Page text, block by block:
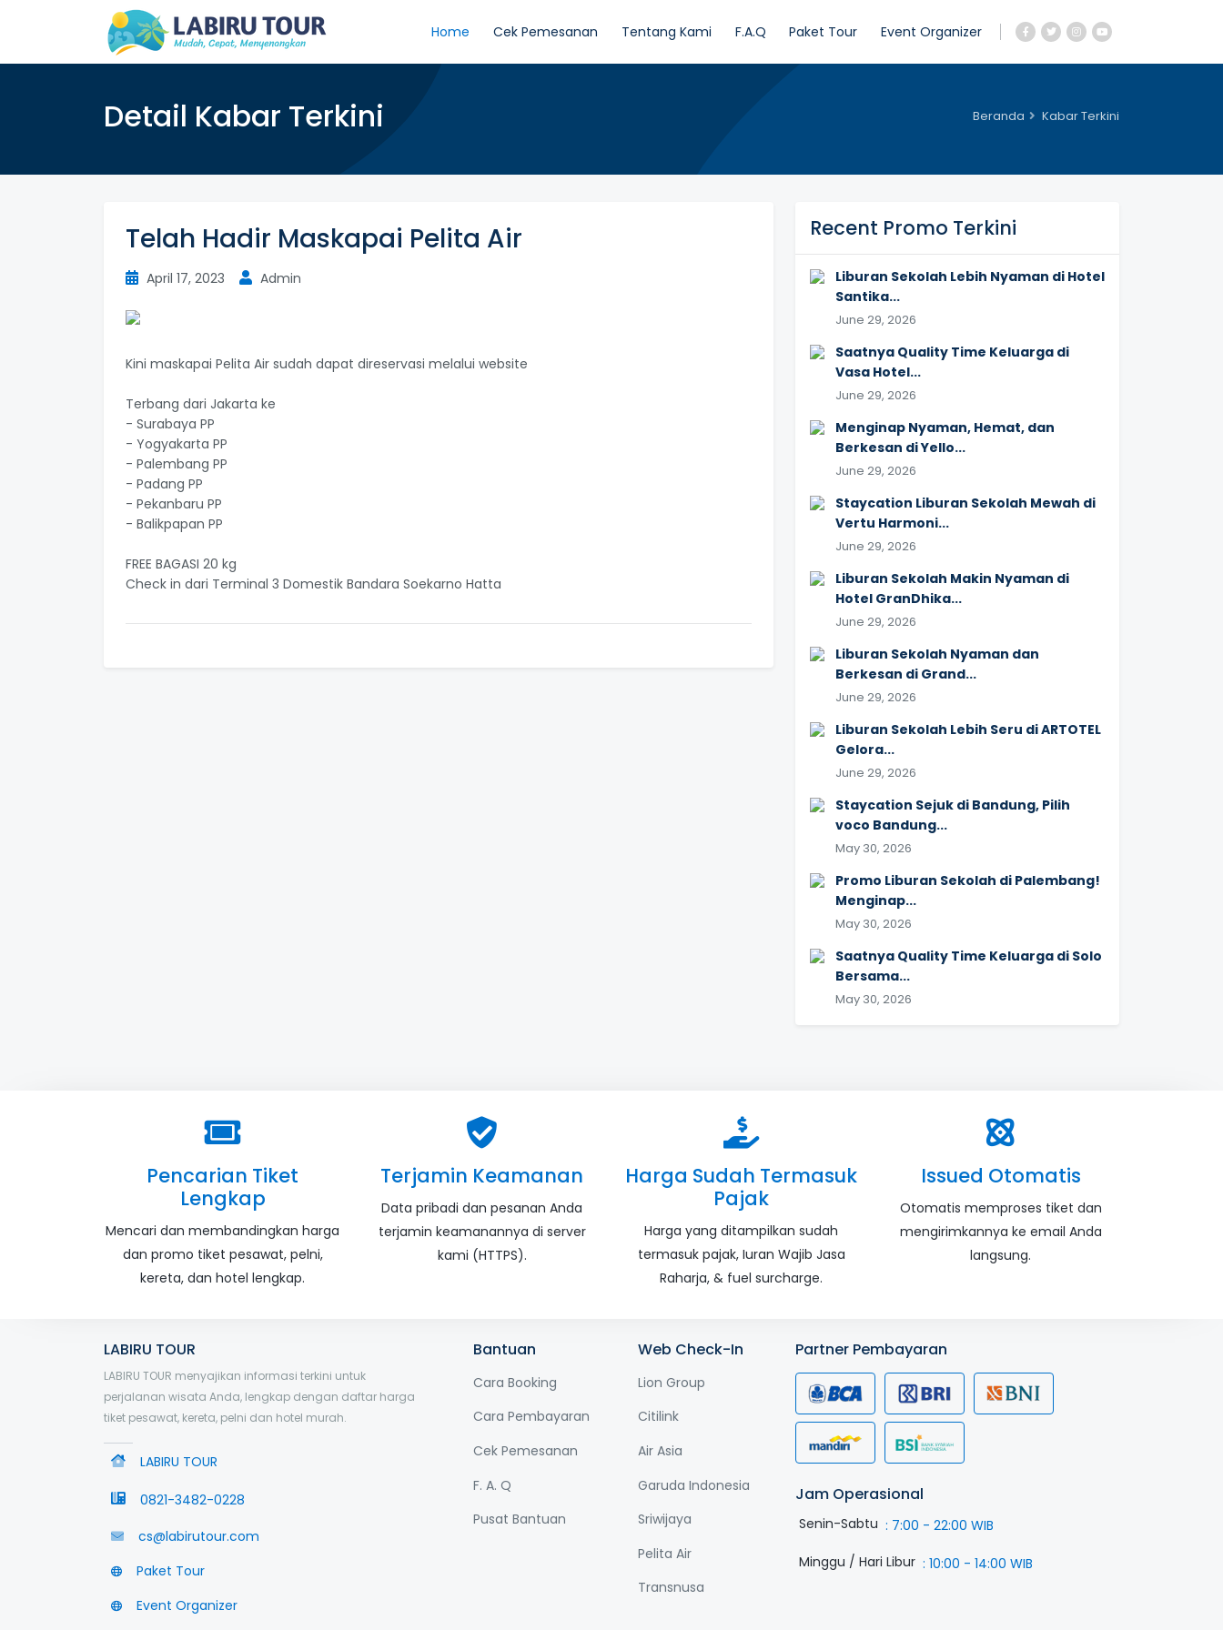
Home Cek Pemesanan Tentang Kami F.A.Q Paket Tour Event Organizer
Detail Kabar Terkini Beranda Kabar Terkini
Telah Hadir Maskapai Pelita Air
April 17, 2023 Admin
Kini maskapai Pelita Air sudah dapat direservasi melalui website
Terbang dari Jakarta ke
- Surabaya PP
- Yogyakarta PP
- Palembang PP
- Padang PP
- Pekanbaru PP
- Balikpapan PP
FREE BAGASI 20 kg
Check in dari Terminal 3 Domestik Bandara Soekarno Hatta
Recent Promo Terkini
Liburan Sekolah Lebih Nyaman di Hotel
Santika...
June 29, 2026
Saatnya Quality Time Keluarga di
Vasa Hotel...
June 29, 2026
Menginap Nyaman, Hemat, dan
Berkesan di Yello...
June 29, 2026
Staycation Liburan Sekolah Mewah di
Vertu Harmoni...
June 29, 2026
Liburan Sekolah Makin Nyaman di
Hotel GranDhika...
June 29, 2026
Liburan Sekolah Nyaman dan
Berkesan di Grand...
June 29, 2026
Liburan Sekolah Lebih Seru di ARTOTEL
Gelora...
June 29, 2026
Staycation Sejuk di Bandung, Pilih
voco Bandung...
May 30, 2026
Promo Liburan Sekolah di Palembang!
Menginap...
May 30, 2026
Saatnya Quality Time Keluarga di Solo
Bersama...
May 30, 2026
Pencarian Tiket
Lengkap
Mencari dan membandingkan harga
dan promo tiket pesawat, pelni,
kereta, dan hotel lengkap.
Terjamin Keamanan
Data pribadi dan pesanan Anda
terjamin keamanannya di server
kami (HTTPS).
Harga Sudah Termasuk
Pajak
Harga yang ditampilkan sudah
termasuk pajak, Iuran Wajib Jasa
Raharja, & fuel surcharge.
Issued Otomatis
Otomatis memproses tiket dan
mengirimkannya ke email Anda
langsung.
LABIRU TOUR
LABIRU TOUR menyajikan informasi terkini untuk
perjalanan wisata Anda, lengkap dengan daftar harga
tiket pesawat, kereta, pelni dan hotel murah.
LABIRU TOUR
0821-3482-0228
cs@labirutour.com
Paket Tour
Event Organizer
Bantuan
Cara Booking
Cara Pembayaran
Cek Pemesanan
F. A. Q
Pusat Bantuan
Web Check-In
Lion Group
Citilink
Air Asia
Garuda Indonesia
Sriwijaya
Pelita Air
Transnusa
Partner Pembayaran
Jam Operasional
Senin-Sabtu : 7:00 - 22:00 WIB
Minggu / Hari Libur : 10:00 - 14:00 WIB